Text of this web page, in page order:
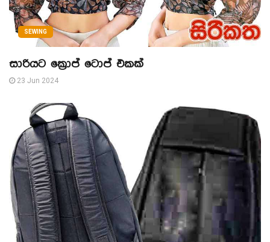
SEWING
සාරියට ක්‍රොප් ටොප් එකක්
23 Jun 2024